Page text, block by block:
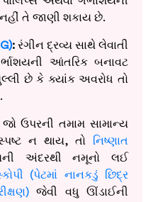
તે જાણી શકાય છે.
: રંગીન દ્રવ્ય સાથે લેવાતી
આંતરિક બનાવટ
છે કે ક્યાંક અવરોધ તો
ઉપરની તમામ સામાન્ય
ન થાય, તો
નિષ્ણાત
અંદરથી નમૂનો લઈ
(પેટમાં નાનકડું છિદ્ર
જેવી વધુ ઊંડાઈની